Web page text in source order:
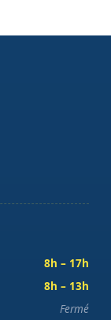
8h – 17h
8h – 13h
Fermé